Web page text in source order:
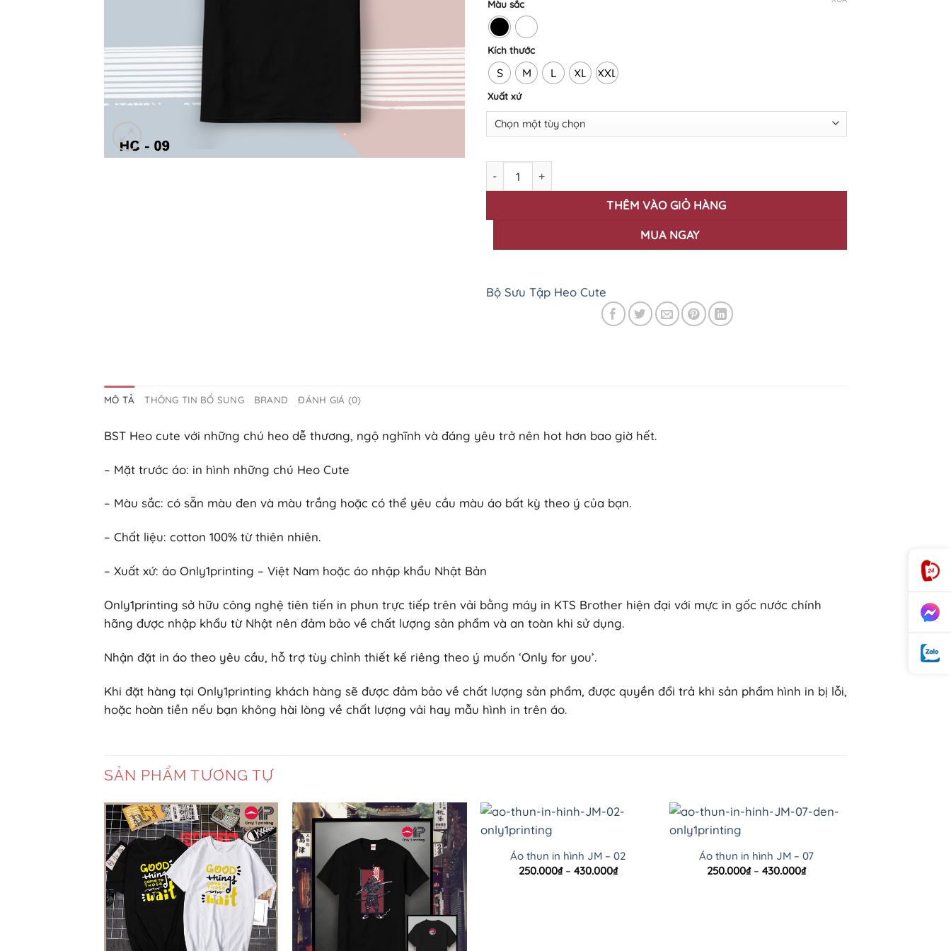
Màu sắc
Kích thước
S M L XL XXL
Xuất xứ
THÊM VÀO GIỎ HÀNG
MUA NGAY
Bộ Sưu Tập Heo Cute
MÔ TẢ THÔNG TIN BỔ SUNG BRAND ĐÁNH GIÁ (0)
BST Heo cute với những chú heo dễ thương, ngộ nghĩnh và đáng yêu trở nên hot hơn bao giờ hết.
– Mặt trước áo: in hình những chú Heo Cute
– Màu sắc: có sẵn màu đen và màu trắng hoặc có thể yêu cầu màu áo bất kỳ theo ý của bạn.
– Chất liệu: cotton 100% từ thiên nhiên.
– Xuất xứ: áo Only1printing – Việt Nam hoặc áo nhập khẩu Nhật Bản
Only1printing sở hữu công nghệ tiên tiến in phun trực tiếp trên vải bằng máy in KTS Brother hiện đại với mực in gốc nước chính
hãng được nhập khẩu từ Nhật nên đảm bảo về chất lượng sản phẩm và an toàn khi sử dụng.
Nhận đặt in áo theo yêu cầu, hỗ trợ tùy chỉnh thiết kế riêng theo ý muốn ‘Only for you’.
Khi đặt hàng tại Only1printing khách hàng sẽ được đảm bảo về chất lượng sản phẩm, được quyền đổi trả khi sản phẩm hình in bị lỗi,
hoặc hoàn tiền nếu bạn không hài lòng về chất lượng vải hay mẫu hình in trên áo.
SẢN PHẨM TƯƠNG TỰ
Áo thun in hình JM – 02
250.000₫ – 430.000₫Khoảng
Áo thun in hình JM – 07
250.000₫ – 430.000₫Khoảng